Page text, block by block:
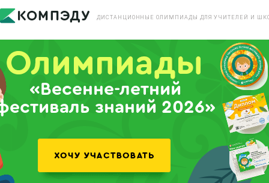
ДИСТАНЦИОННЫЕ ОЛИМПИАДЫ ДЛЯ УЧИТЕЛЕЙ И
«Весенне-летний
знаний 2026»